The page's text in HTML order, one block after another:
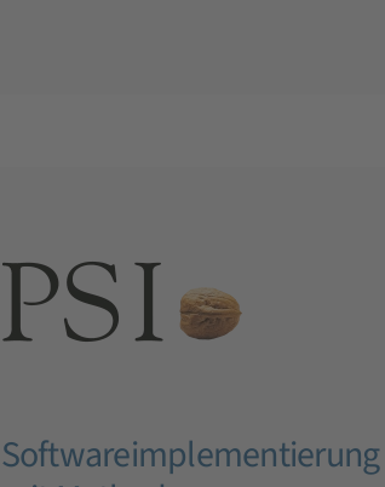
Softwareimplementierung